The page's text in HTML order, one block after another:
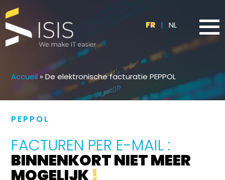
FR | NL
Accueil »De elektronische facturatie PEPPOL
PEPPOL
FACTUREN PER E-MAIL :
BINNENKORT NIET MEER
MOGELIJK!